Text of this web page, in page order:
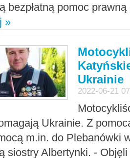
bezpłatną pomoc
»
Ukrainie
2022-06-21
Ukrainie. Z
m.in. do Plebanówki
siostry Albertynki. -